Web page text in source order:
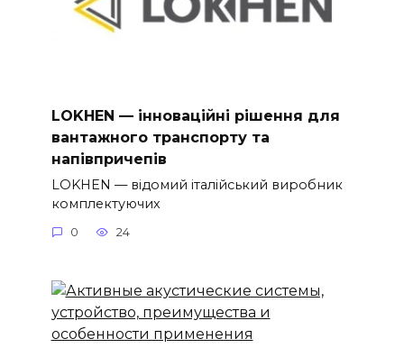
LOKHEN — інноваційні рішення для
вантажного транспорту та
напівпричепів
LOKHEN — відомий італійський виробник
комплектуючих
0 24